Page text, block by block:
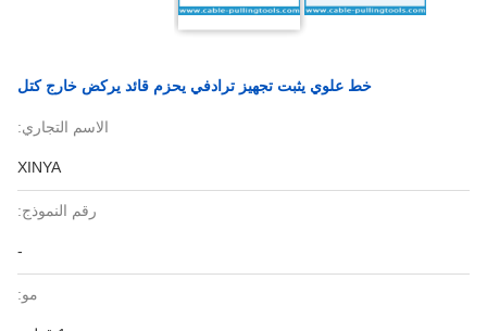
خط علوي يثبت تجهيز ترادفي يحزم قائد يركض خارج كتل
الاسم التجاري:
XINYA
رقم النموذج:
مو: